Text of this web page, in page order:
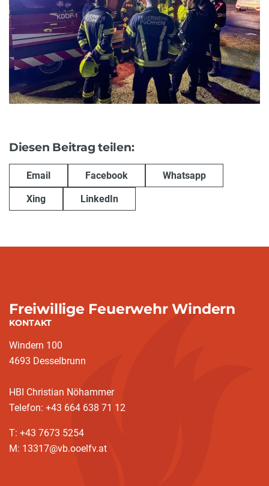
Diesen Beitrag teilen:
Email Facebook Whatsapp
Xing LinkedIn
Freiwillige Feuerwehr Windern
KONTAKT
Windern 100
4693 Desselbrunn
HBI Christian Nöhammer
Telefon: +43 664 638 71 12
T: +43 7673 5254
M: 13317@vb.ooelfv.at